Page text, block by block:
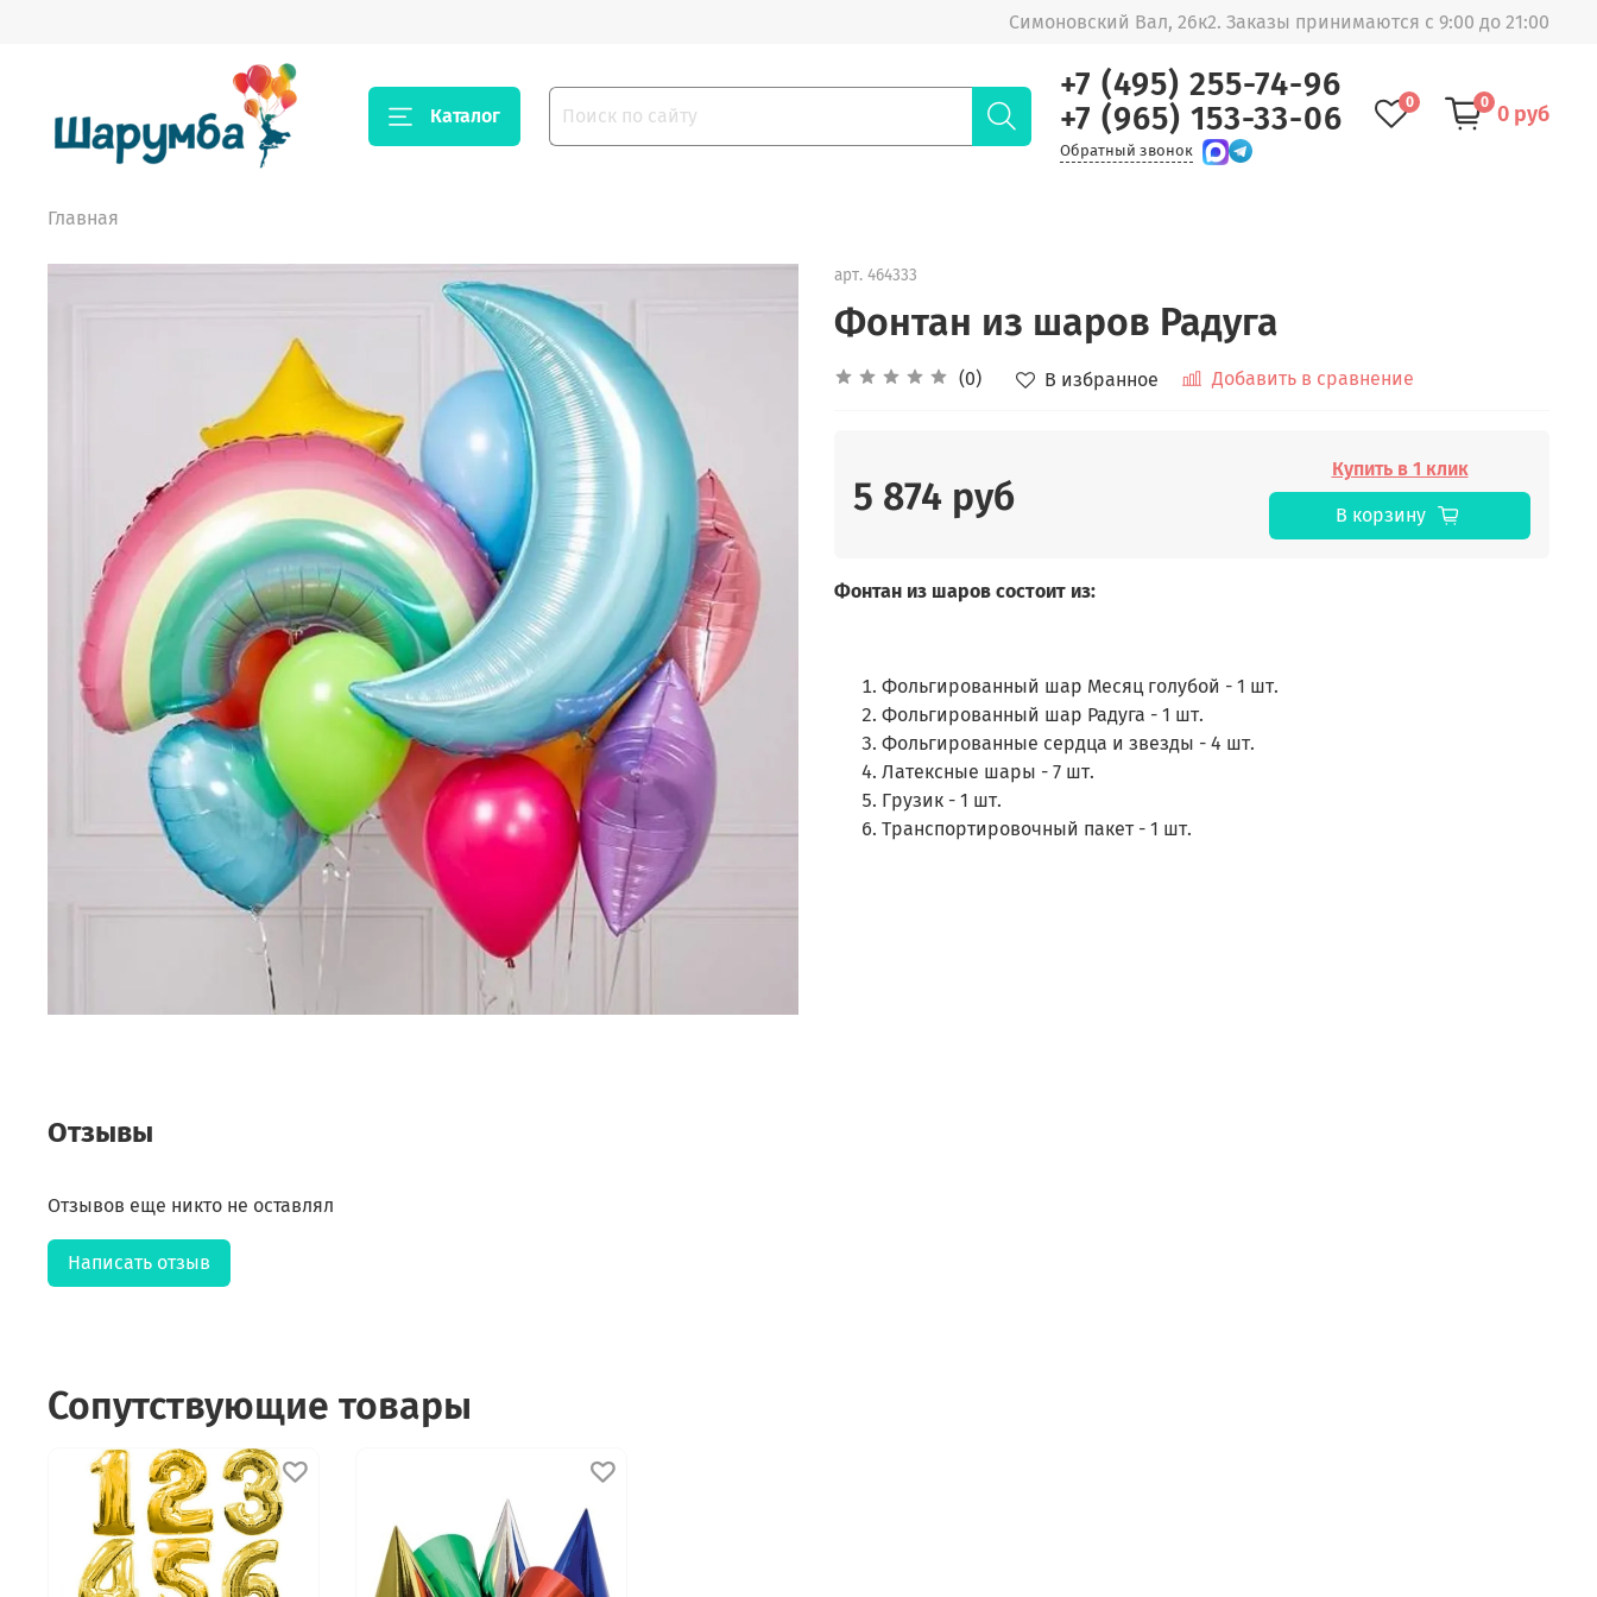
Симоновский Вал, 26к2. Заказы принимаются с 9:00 до 21:00
Каталог
+7 (495) 255-74-96
+7 (965) 153-33-06
Обратный звонок
0 0 0 руб
Главная
арт. 464333
Фонтан из шаров Радуга
(0) В избранное Добавить в сравнение
5 874 руб
Купить в 1 клик
В корзину
Фонтан из шаров состоит из:
Фольгированный шар Месяц голубой - 1 шт.
Фольгированный шар Радуга - 1 шт.
Фольгированные сердца и звезды - 4 шт.
Латексные шары - 7 шт.
Грузик - 1 шт.
Транспортировочный пакет - 1 шт.
Отзывы
Отзывов еще никто не оставлял
Написать отзыв
Сопутствующие товары